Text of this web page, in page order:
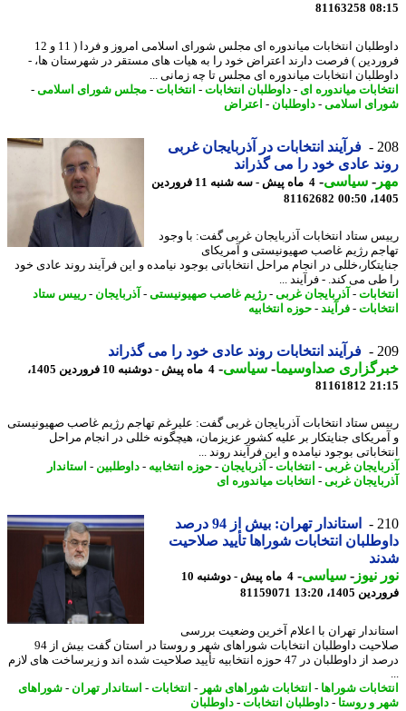
81163258
داوطلبان انتخابات میاندوره ای مجلس شورای اسلامی امروز و فردا ( 11 و 12
) فرصت دارند اعتراض خود را به هیات های مستقر در شهرستان ها، -
انتخابات میاندوره ای مجلس تا چه زمانی ...
میاندوره ای - داوطلبان انتخابات-انتخابات-مجلس شورای اسلامی-
اسلامی-داوطلبان-اعتراض
فرآیند انتخابات در آذربایجان غربی
عادی خود را می گذراند
-سیاسی-
4 ماه پیش - سه شنبه 11 فروردین
81162682
ستاد انتخابات آذربایجان غربی گفت: با وجود
رژیم غاصب صهیونیستی و آمریکای
در انجام مراحل انتخاباتی بوجود نیامده و این فرآیند روند عادی خود
می کند. - فرآیند ...
-آذربایجان غربی- رژیم غاصب صهیونیستی-آذربایجان-رییس ستاد
-فرآیند- حوزه انتخابیه
فرآیند انتخابات روند عادی خود را می گذراند
صداوسیما-سیاسی-
4 ماه پیش - دوشنبه 10 فروردین 1405،
81161812
ستاد انتخابات آذربایجان غربی گفت: علیرغم تهاجم رژیم غاصب صهیونیستی
جنایتکار بر علیه کشور عزیزمان، هیچگونه خللی در انجام مراحل
بوجود نیامده و این فرآیند روند ...
غربی- انتخابات-آذربایجان-حوزه انتخابیه-داوطلبین-استاندار
غربی- انتخابات میاندوره ای
استاندار تهران: بیش از 94 درصد
انتخابات شوراها تأیید صلاحیت
نیوز-سیاسی-
4 ماه پیش - دوشنبه 10
1405، 13:20
81159071
تهران با اعلام آخرین وضعیت بررسی
صلاحیت داوطلبان انتخابات شوراهای شهر و روستا در استان گفت بیش از 94
درصد از داوطلبان در 47 حوزه انتخابیه تأیید صلاحیت شده اند و زیرساخت های لازم
شوراها- انتخابات شوراهای شهر -انتخابات-استاندار تهران-
شوراهای
و روستا-داوطلبان انتخابات-داوطلبان